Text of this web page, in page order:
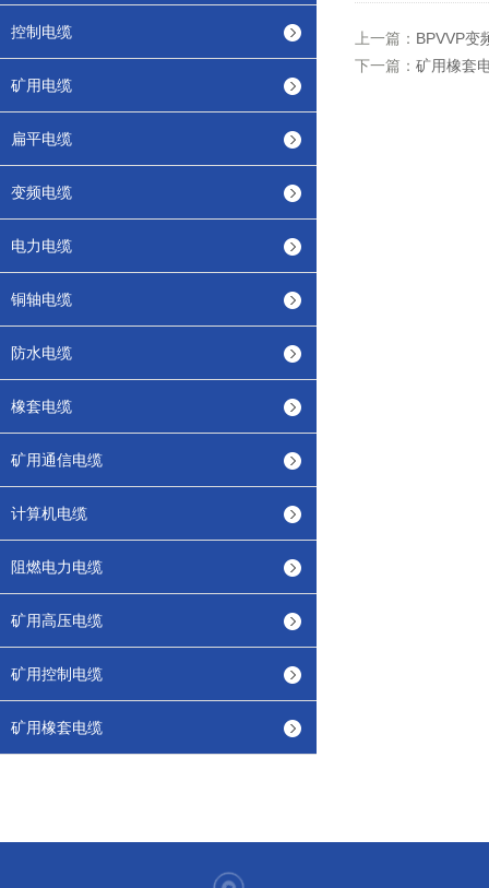
控制电缆
矿用电缆
扁平电缆
变频电缆
电力电缆
铜轴电缆
防水电缆
橡套电缆
矿用通信电缆
计算机电缆
阻燃电力电缆
矿用高压电缆
矿用控制电缆
矿用橡套电缆
上一篇： BPVVP变
下一篇： 矿用橡套